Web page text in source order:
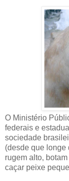
O Ministério
federais e
sociedade
(desde que longe
rugem alto,
caçar peixe